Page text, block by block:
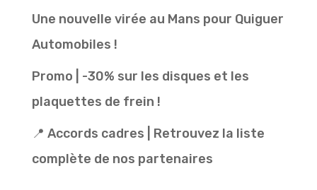
Une nouvelle virée au Mans pour Quiguer
Automobiles !
Promo | -30% sur les disques et les
plaquettes de frein !
📍 Accords cadres | Retrouvez la liste
complète de nos partenaires